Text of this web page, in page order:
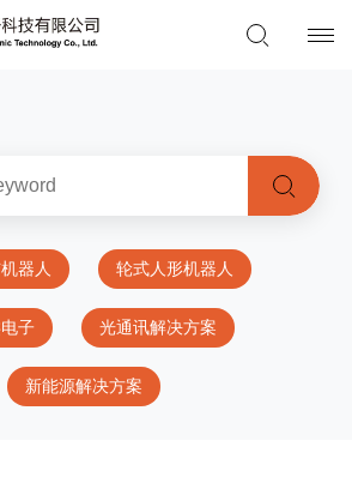
器人 轮式人形机器人
子 光通讯解决方案
新能源解决方案